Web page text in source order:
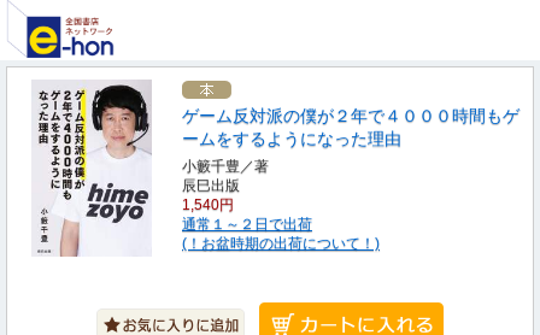
ゲーム反対派の僕が２年で４０００時間もゲ
ームをするようになった理由
小籔千豊／著
辰巳出版
1,540円
通常１～２日で出荷
(！お盆時期の出荷について！)